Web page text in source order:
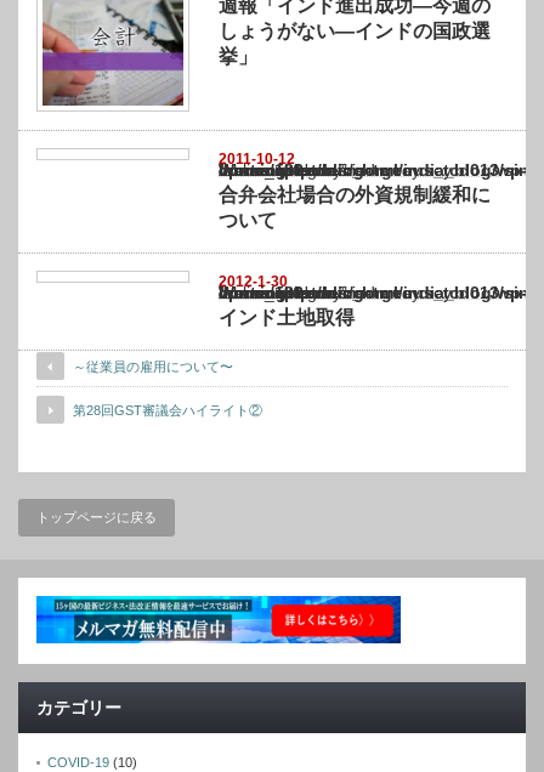
週報「インド進出成功―今週の
しょうがない―インドの国政選
挙」
2011-10-12
Warning
: Undefined array key "show_category" in
/home/netst/kuno-cpa.co.jp/public_html/india_blog/wp-content/themes/
on line183
合弁会社場合の外資規制緩和に
ついて
2012-1-30
Warning
: Undefined array key "show_category" in
/home/netst/kuno-cpa.co.jp/public_html/india_blog/wp-content/themes/
on line183
インド土地取得
～従業員の雇用について〜
第28回GST審議会ハイライト②
トップページに戻る
カテゴリー
COVID-19 (10)